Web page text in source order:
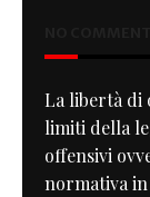
La libertà di
limiti della
offensivi
normativa